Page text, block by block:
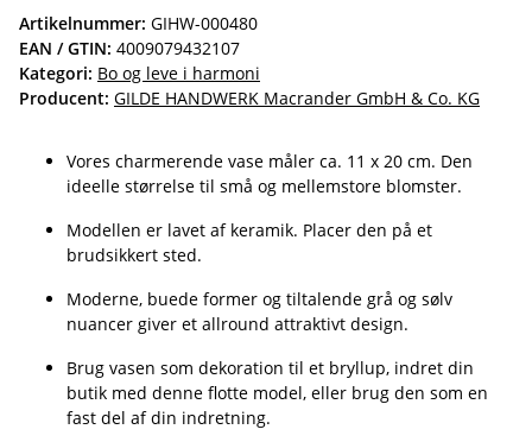
Artikelnummer: GIHW-000480
EAN / GTIN: 4009079432107
Kategori: Bo og leve i harmoni
Producent: GILDE HANDWERK Macrander GmbH & Co. KG
Vores charmerende vase måler ca. 11 x 20 cm. Den
ideelle størrelse til små og mellemstore blomster.
Modellen er lavet af keramik. Placer den på et
brudsikkert sted.
Moderne, buede former og tiltalende grå og sølv
nuancer giver et allround attraktivt design.
Brug vasen som dekoration til et bryllup, indret din
butik med denne flotte model, eller brug den som en
fast del af din indretning.